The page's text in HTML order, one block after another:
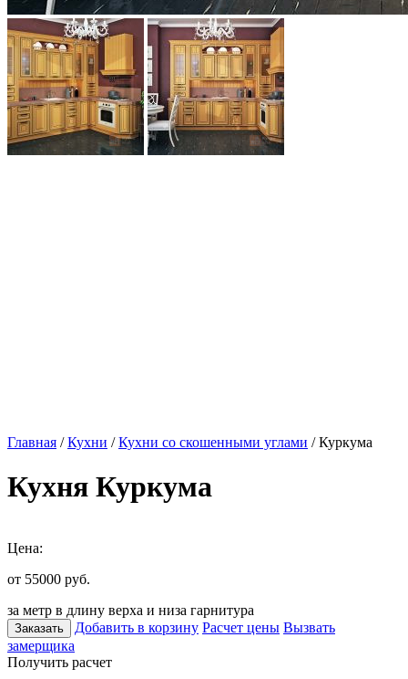
Главная /Кухни /Кухни со скошенными углами / Куркума
Кухня Куркума
Цена:
от 55000 руб.
за метр в длину верха и низа гарнитура
Заказать Добавить в корзину Расчет цены Вызвать
замерщика
Получить расчет